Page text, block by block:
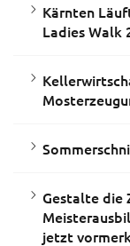
Kärnten
Ladies Walk
Gestalte die
jetzt